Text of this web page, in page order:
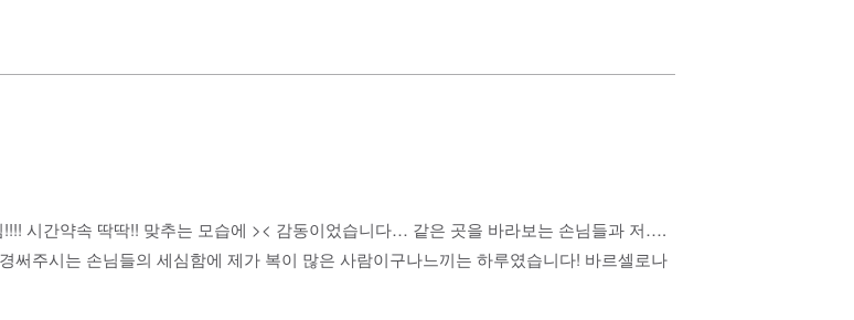
시간약속 딱딱!! 맞추는 모습에 >< 감동이었습니다… 같은 곳을 바라보는 손님들과 저….
써주시는 손님들의 세심함에 제가 복이 많은 사람이구나느끼는 하루였습니다! 바르셀로나